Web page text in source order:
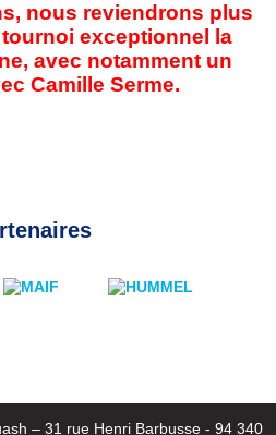
nous reviendrons plus
exceptionnel la
avec notamment un
Camille Serme.
– 31 rue Henri Barbusse - 94 340